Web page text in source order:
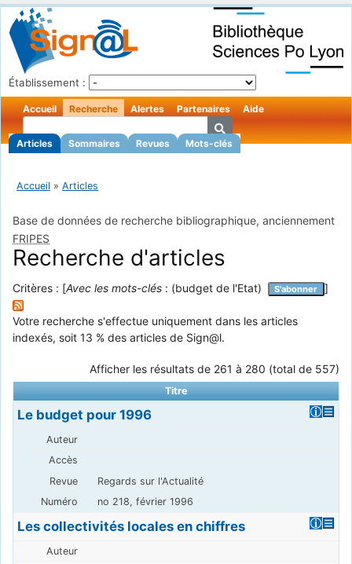
Établissement :
Accueil Recherche
Articles Sommaires Revues Mots-clés
Alertes Partenaires Aide
Accueil » Articles
Base de données de recherche bibliographique, anciennement
FRIPES
Recherche d'articles
Critères : [Avec les mots-clés : (budget de l'Etat) S'abonner ]
Votre recherche s'effectue uniquement dans les articles
indexés, soit 13 % des articles de Sign@l.
Afficher les résultats de 261 à 280 (total de 557)
Titre
Le budget pour 1996
Regards sur l'Actualité
no 218, février 1996
Les collectivités locales en chiffres